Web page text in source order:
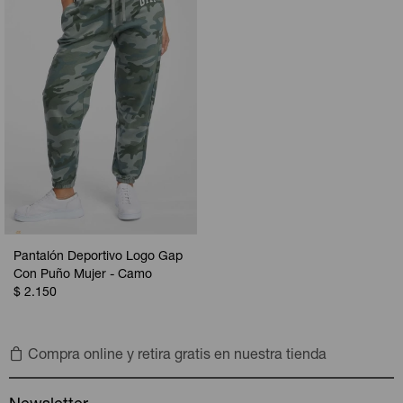
Pantalón Deportivo Logo Gap
Con Puño Mujer - Camo
$ 2.150
Compra online y retira gratis en nuestra tienda
Camperas
Musculosas
Shorts
Vestidos y polleras
Calzas
Camperas
Chalecos
Shorts
Ropa interior
Camperas
Chalecos
Ropa interior
Pijamas
Camperas
Pijamas
Sets
Sets